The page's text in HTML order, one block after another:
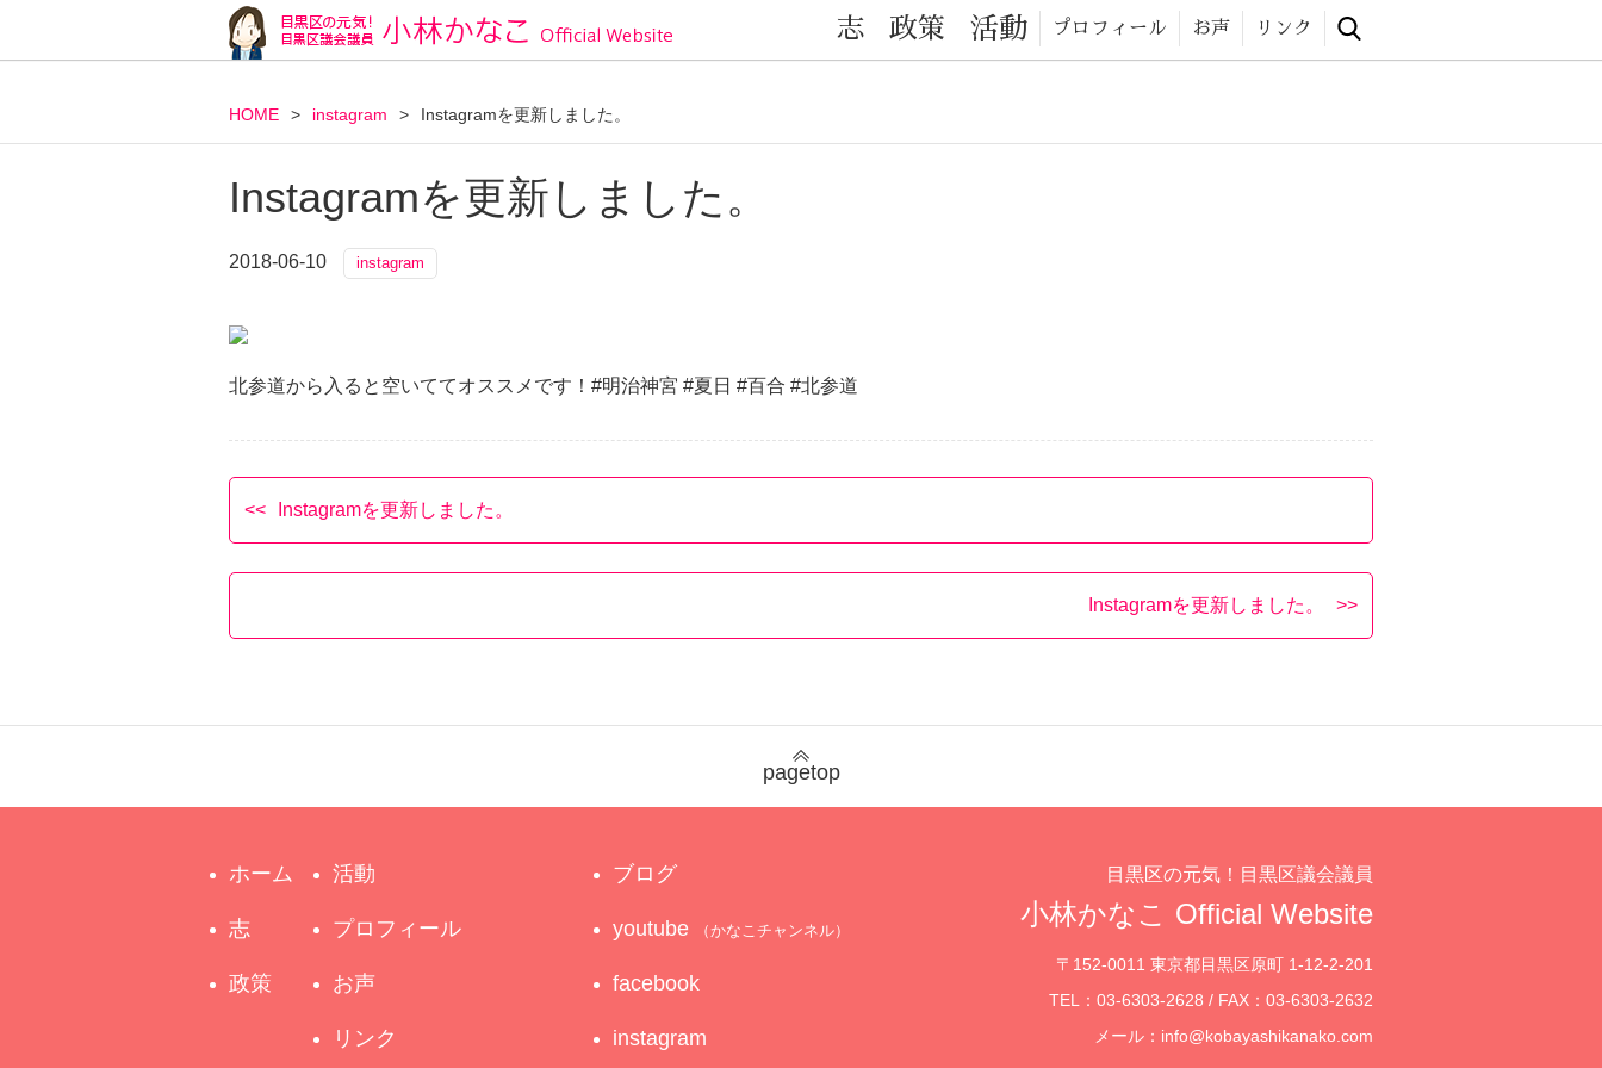
目黒区の元気！目黒区議会議員 小林かなこ Official website
志 政策 活動 プロフィール お声 リンク
HOME > instagram > Instagramを更新しました。
Instagramを更新しました。
2018-06-10 instagram
北参道から入ると空いててオススメです！#明治神宮 #夏日 #百合 #北参道
Instagramを更新しました。
Instagramを更新しました。
pagetop
ホーム
志
政策
活動
プロフィール
お声
リンク
ブログ
youtube （かなこチャンネル）
facebook
instagram
目黒区の元気！目黒区議会議員
小林かなこ Official Website
〒152-0011 東京都目黒区原町 1-12-2-201
TEL：03-6303-2628 / FAX：03-6303-2632
メール： info@kobayashikanako.com